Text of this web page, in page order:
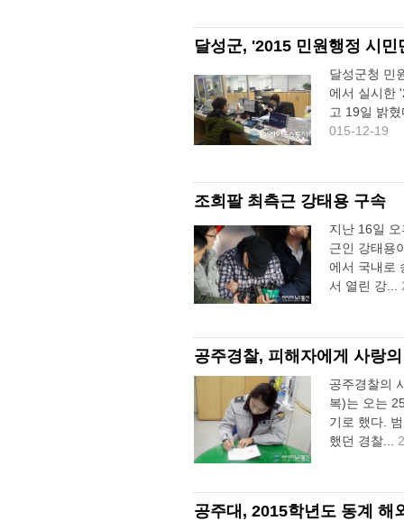
달성군, '2015 민원행정 시
달성군청 민
에서 실시한
고 19일 밝
015-12-19
조희팔 최측근 강태용 구속
지난 16일
근인 강태용
에서 국내로
서 열린 강...
공주경찰, 피해자에게 사랑
공주경찰의
복)는 오는
기로 했다.
했던 경찰...
공주대, 2015학년도 동계 해